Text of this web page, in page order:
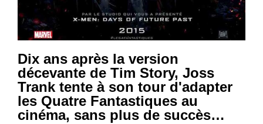
Dix ans après la version
décevante de Tim Story, Joss
Trank tente à son tour d'adapter
les Quatre Fantastiques au
cinéma, sans plus de succès…